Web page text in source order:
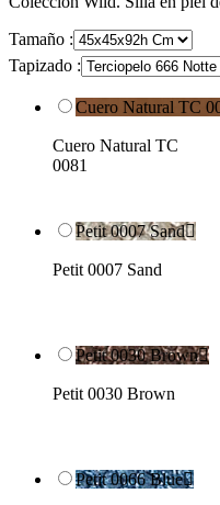
Tamaño :
Tapizado :
Cuero Natural TC
Cuero Natural TC
0081
Petit 0007 Sand
Petit 0007 Sand
Petit 0030 Brown
Petit 0030 Brown
Petit 0066 Blue